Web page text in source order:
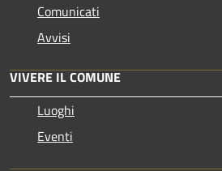
Comunicati
Avvisi
VIVERE IL COMUNE
Luoghi
Eventi